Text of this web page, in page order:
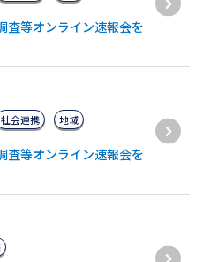
査等オンライン速報会を
査等オンライン速報会を
社会連携 地域